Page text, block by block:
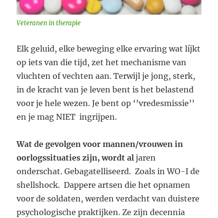
Veteranen in therapie
Elk geluid, elke beweging elke ervaring wat líjkt
op iets van die tijd, zet het mechanisme van
vluchten of vechten aan. Terwijl je jong, sterk,
in de kracht van je leven bent is het belastend
voor je hele wezen. Je bent op ‘’vredesmissie’’
en je mag NIET ingrijpen.
Wat de gevolgen voor mannen/vrouwen in
oorlogssituaties zijn, wordt al jaren
onderschat. Gebagatelliseerd. Zoals in WO-I de
shellshock. Dappere artsen die het opnamen
voor de soldaten, werden verdacht van duistere
psychologische praktijken. Ze zijn decennia